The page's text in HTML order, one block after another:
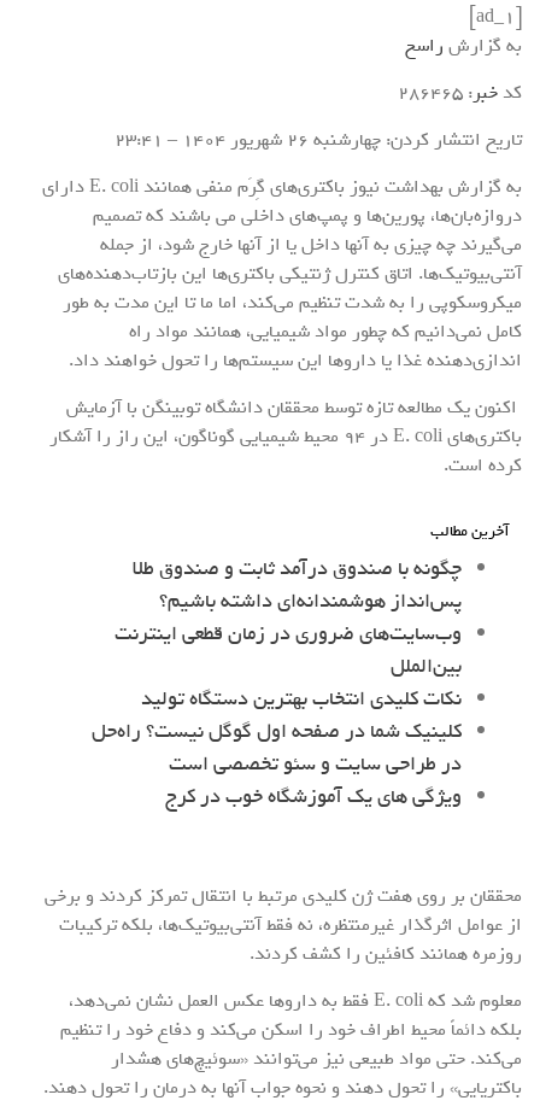
[ad_1]
به گزارش راسخ
کدخبر: 286465
تاریخ انتشار کردن: چهارشنبه 26 شهريور 1404 – 23:41
به گزارش بهداشت نیوز باکتری‌های گِرَم منفی همانند E. coli دارای
دروازه‌بان‌ها، پورین‌ها و پمپ‌های داخلی می باشند که تصمیم
می‌گیرند چه چیزی به آنها داخل یا از آنها خارج شود، از جمله
آنتی‌بیوتیک‌ها. اتاق کنترل ژنتیکی باکتری‌ها این بازتاب‌دهنده‌های
میکروسکوپی را به شدت تنظیم می‌کند، اما ما تا این مدت به طور
کامل نمی‌دانیم که چطور مواد شیمیایی، همانند مواد راه
اندازی‌دهنده غذا یا دارو‌ها این سیستم‌ها را تحول خواهند داد.
اکنون یک مطالعه تازه توسط محققان دانشگاه توبینگن با آزمایش
باکتری‌های E. coli در ۹۴ محیط شیمیایی گوناگون، این راز را آشکار
کرده است.
آخرین مطالب
چگونه با صندوق درآمد ثابت و صندوق طلا
پس‌انداز هوشمندانه‌ای داشته باشیم؟
وب‌سایت‌های ضروری در زمان قطعی اینترنت
بین‌الملل
نکات کلیدی انتخاب بهترین دستگاه تولید
کلینیک شما در صفحه اول گوگل نیست؟ راه‌حل
در طراحی سایت و سئو تخصصی است
ویژگی های یک آموزشگاه خوب در کرج
محققان بر روی هفت ژن کلیدی مرتبط با انتقال تمرکز کردند و برخی
از عوامل اثرگذار غیرمنتظره، نه فقط آنتی‌بیوتیک‌ها، بلکه ترکیبات
روزمره همانند کافئین را کشف کردند.
معلوم شد که E. coli فقط به دارو‌ها عکس العمل نشان نمی‌دهد،
بلکه دائماً محیط اطراف خود را اسکن می‌کند و دفاع خود را تنظیم
می‌کند. حتی مواد طبیعی نیز می‌توانند «سوئیچ‌های هشدار
باکتریایی» را تحول دهند و نحوه جواب آنها به درمان را تحول دهند.